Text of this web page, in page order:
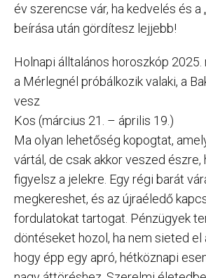
év szerencse vár, ha kedvelés és a
beírása után gördítesz lejjebb!
Holnapi álltalános horoszkóp 2025.
a Mérlegnél próbálkozik valaki, a
vesz
Kos (március 21. – április 19.)
Ma olyan lehetőség kopogtat,
vártál, de csak akkor veszed észre,
figyelsz a jelekre. Egy régi barát
megkereshet, és az újraéledő
fordulatokat tartogat. Pénzügyek
döntéseket hozol, ha nem sieted el
hogy épp egy apró, hétköznapi